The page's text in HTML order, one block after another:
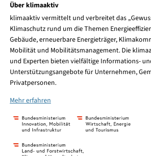
Über klimaaktiv
klimaaktiv vermittelt und verbreitet das
Klimaschutz rund um die Themen
Gebäude, erneuerbare Energieträger,
Mobilität und Mobilitätsmanagement. Die
und Experten bieten vielfältige Informations-
Unterstützungsangebote für Unternehmen,
Privatpersonen.
Mehr erfahren